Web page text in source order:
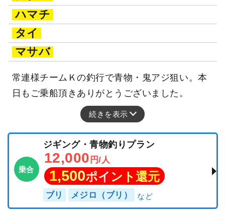
ハマチ
タイ
マサバ
常連様チームＫの釣行で青物・鬼アジ狙い。本
日もご乗船頂きありがとうございました。
続きを表示
乗合
ジギング・青物釣りプラン
12,000 円/人
1,500ポイント還元
ブリ メジロ（ブリ）